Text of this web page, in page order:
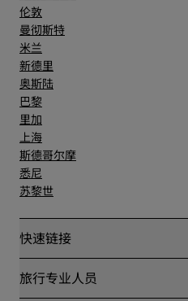
伦敦
曼彻斯特
米兰
新德里
奥斯陆
巴黎
里加
上海
斯德哥尔摩
悉尼
苏黎世
快速链接
丽赏会
旅行专业人员